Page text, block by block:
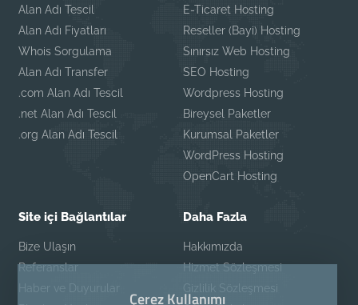
Alan Adı Tescil
Alan Adı Fiyatları
Whois Sorgulama
Alan Adı Transfer
.com Alan Adı Tescil
.net Alan Adı Tescil
.org Alan Adı Tescil
E-Ticaret Hosting
Reseller (Bayi) Hosting
Sınırsız Web Hosting
SEO Hosting
Wordpress Hosting
Bireysel Paketler
Kurumsal Paketler
WordPress Hosting
OpenCart Hosting
Site içi Bağlantılar
Bize Ulaşın
Referanslar
Haber ve Duyurular
Daha Fazla
Hakkımızda
Hizmet Sözleşmesi
Gizlilik Sözleşmesi
Çerez Kullanımı